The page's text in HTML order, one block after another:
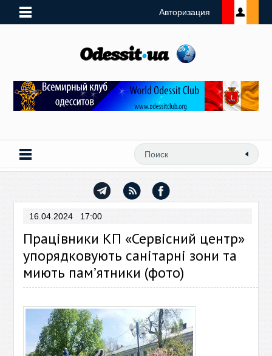
Авторизация
16.04.2024 17:00
Працівники КП «Сервісний центр»
упорядковують санітарні зони та
миють пам’ятники (фото)